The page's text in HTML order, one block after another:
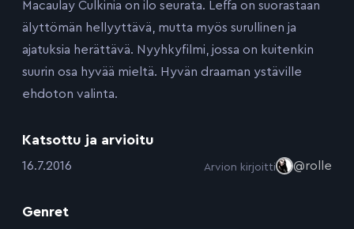
Macaulay Culkinia on ilo seurata. Leffa on suorastaan
älyttömän hellyyttävä, mutta myös surullinen ja
ajatuksia herättävä. Nyyhkyfilmi, jossa on kuitenkin
suurin osa hyvää mieltä. Hyvän draaman ystäville
ehdoton valinta.
Katsottu ja arvioitu
:16.7.2016 Arvion kirjoitti @rolle
Genret